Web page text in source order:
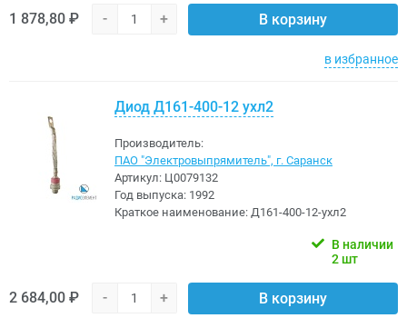
1 878,80 ₽ - + В корзину
в избранное
Диод Д161-400-12 ухл2
Производитель:
ПАО "Электровыпрямитель", г. Саранск
Артикул: Ц0079132
Год выпуска: 1992
Краткое наименование: Д161-400-12-ухл2
В наличии
2 шт
2 684,00 ₽ - + В корзину